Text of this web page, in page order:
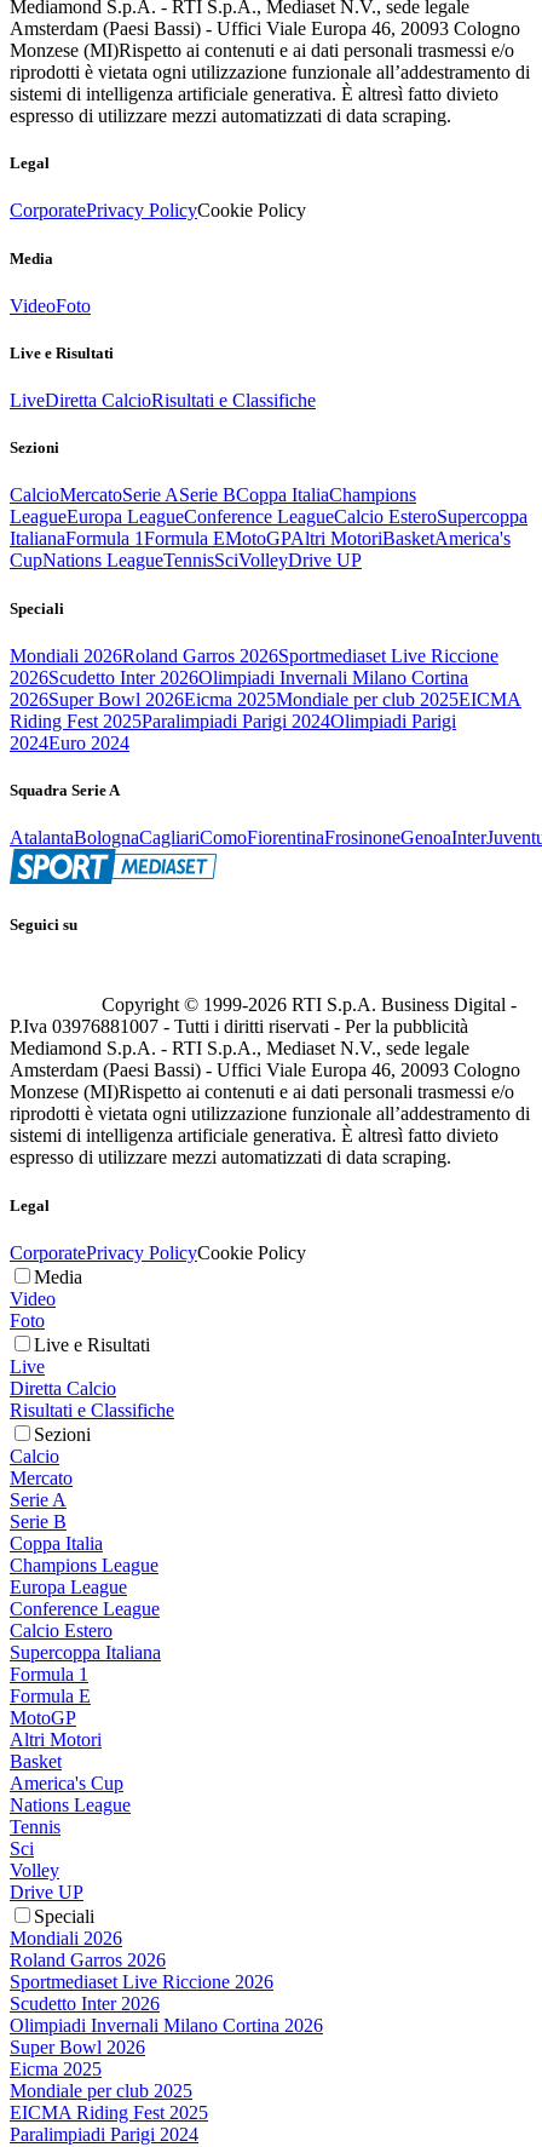
Mediamond S.p.A. - RTI S.p.A., Mediaset N.V., sede legale
Amsterdam (Paesi Bassi) - Uffici Viale Europa 46, 20093 Cologno
Monzese (MI)Rispetto ai contenuti e ai dati personali trasmessi e/o
riprodotti è vietata ogni utilizzazione funzionale all’addestramento di
sistemi di intelligenza artificiale generativa. È altresì fatto divieto
espresso di utilizzare mezzi automatizzati di data scraping.
Legal
CorporatePrivacy PolicyCookie Policy
Media
VideoFoto
Live e Risultati
LiveDiretta CalcioRisultati e Classifiche
Sezioni
CalcioMercatoSerie ASerie BCoppa ItaliaChampions
LeagueEuropa LeagueConference LeagueCalcio EsteroSupercoppa
ItalianaFormula 1Formula EMotoGPAltri MotoriBasketAmerica's
CupNations LeagueTennisSciVolleyDrive UP
Speciali
Mondiali 2026Roland Garros 2026Sportmediaset Live Riccione
2026Scudetto Inter 2026Olimpiadi Invernali Milano Cortina
2026Super Bowl 2026Eicma 2025Mondiale per club 2025EICMA
Riding Fest 2025Paralimpiadi Parigi 2024Olimpiadi Parigi
2024Euro 2024
Squadra Serie A
AtalantaBolognaCagliariComoFiorentinaFrosinoneGenoaInter
Seguici su
Copyright © 1999-2026 RTI S.p.A. Business Digital -
P.Iva 03976881007 - Tutti i diritti riservati - Per la pubblicità
Mediamond S.p.A. - RTI S.p.A., Mediaset N.V., sede legale
Amsterdam (Paesi Bassi) - Uffici Viale Europa 46, 20093 Cologno
Monzese (MI)Rispetto ai contenuti e ai dati personali trasmessi e/o
riprodotti è vietata ogni utilizzazione funzionale all’addestramento di
sistemi di intelligenza artificiale generativa. È altresì fatto divieto
espresso di utilizzare mezzi automatizzati di data scraping.
Legal
CorporatePrivacy PolicyCookie Policy
Media
Video
Foto
Live e Risultati
Live
Diretta Calcio
Risultati e Classifiche
Sezioni
Calcio
Mercato
Serie A
Serie B
Coppa Italia
Champions League
Europa League
Conference League
Calcio Estero
Supercoppa Italiana
Formula 1
Formula E
MotoGP
Altri Motori
Basket
America's Cup
Nations League
Tennis
Sci
Volley
Drive UP
Speciali
Mondiali 2026
Roland Garros 2026
Sportmediaset Live Riccione 2026
Scudetto Inter 2026
Olimpiadi Invernali Milano Cortina 2026
Super Bowl 2026
Eicma 2025
Mondiale per club 2025
EICMA Riding Fest 2025
Paralimpiadi Parigi 2024